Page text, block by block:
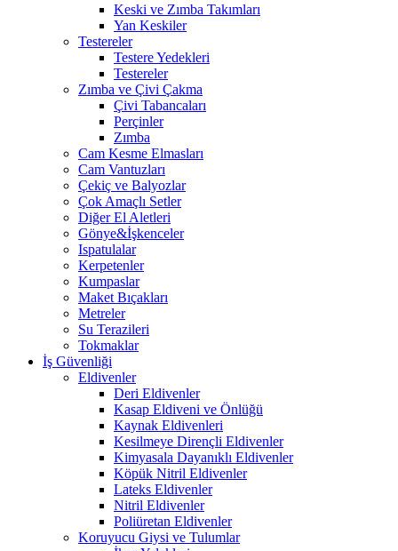
Keski ve Zımba Takımları
Yan Keskiler
Testereler
Testere Yedekleri
Testereler
Zımba ve Çivi Çakma
Çivi Tabancaları
Perçinler
Zımba
Cam Kesme Elmasları
Cam Vantuzları
Çekiç ve Balyozlar
Çok Amaçlı Setler
Diğer El Aletleri
Gönye&İşkenceler
Ispatulalar
Kerpetenler
Kumpaslar
Maket Bıçakları
Metreler
Su Terazileri
Tokmaklar
İş Güvenliği
Eldivenler
Deri Eldivenler
Kasap Eldiveni ve Önlüğü
Kaynak Eldivenleri
Kesilmeye Dirençli Eldivenler
Kimyasala Dayanıklı Eldivenler
Köpük Nitril Eldivenler
Lateks Eldivenler
Nitril Eldivenler
Poliüretan Eldivenler
Koruyucu Giysi ve Tulumlar